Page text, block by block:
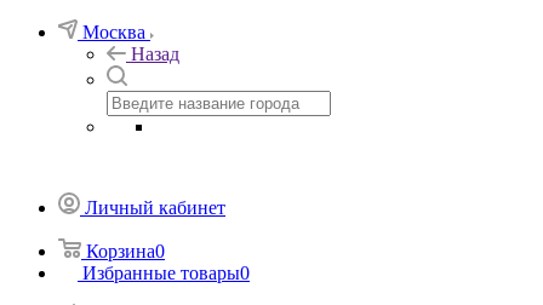
Москва
Назад
Личный кабинет
Корзина0
Избранные товары0